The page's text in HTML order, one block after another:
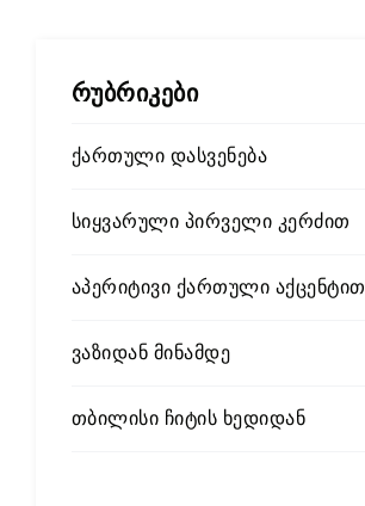
რუბრიკები
ქართული დასვენება
სიყვარული პირველი კერძით
აპერიტივი ქართული აქცენტით
ვაზიდან მინამდე
თბილისი ჩიტის ხედიდან